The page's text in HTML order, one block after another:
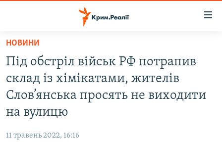
Перейти
основного
матеріалу
Перейти
до
основної
Перейти
НОВИНИ
ВОДА.КРИМ
ВІДЕО ТА ФОТО
НОВИНИ
Під обстріл військ РФ потрапив
склад із хімікатами, жителів
Слов’янська просять не виходити
на вулицю
11 травень 2022, 16:16